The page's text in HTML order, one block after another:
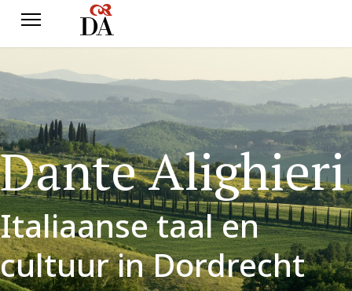
Dante Alighieri
Italiaanse taal en
cultuur in Dordrecht